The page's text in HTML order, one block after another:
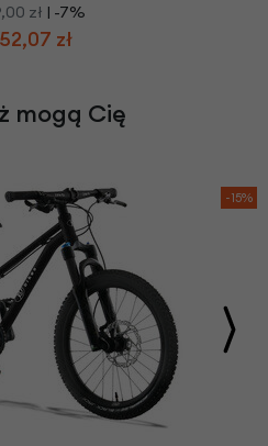
zł | -7%
zł
mogą Cię
-15%